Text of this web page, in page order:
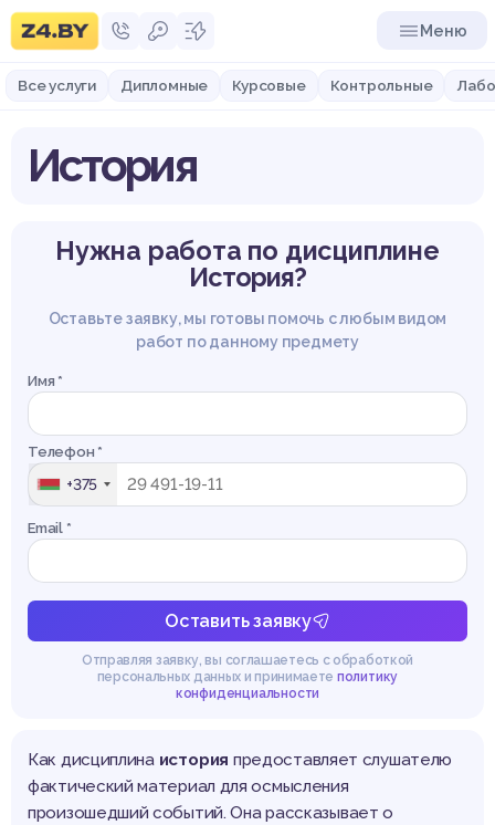
Меню
Все услуги Дипломные Курсовые Контрольные
История
Нужна работа по дисциплине
История?
Оставьте заявку, мы готовы помочь с любым видом
работ по данному предмету
Имя *
Телефон *
+375
Email *
Оставить заявку
Отправляя заявку, вы соглашаетесь с обработкой
персональных данных и принимаете политику
конфиденциальности
Как дисциплина история предоставляет слушателю
фактический материал для осмысления
произошедший событий. Она рассказывает о